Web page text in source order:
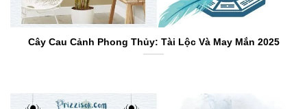
Cây Cau Cảnh Phong Thủy: Tài Lộc Và May Mắn 2025